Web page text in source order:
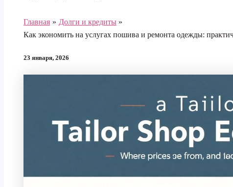
Главная
Долги и кредиты
Как экономить на услугах пошива и ремонта одежды:
23 января, 2026